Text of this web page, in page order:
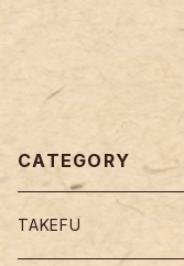
CATEGORY
TAKEFU